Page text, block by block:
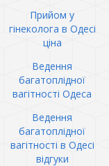
Прийом у
гінеколога в Одесі
ціна
Ведення
багатоплідної
вагітності Одеса
Ведення
багатоплідної
вагітності в Одесі
відгуки